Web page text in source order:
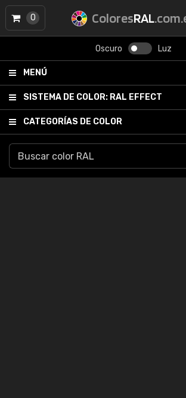
ColoresRAL
Oscuro Luz
MENÚ
SISTEMA DE COLOR: RAL EFFECT
CATEGORÍAS DE COLOR
0